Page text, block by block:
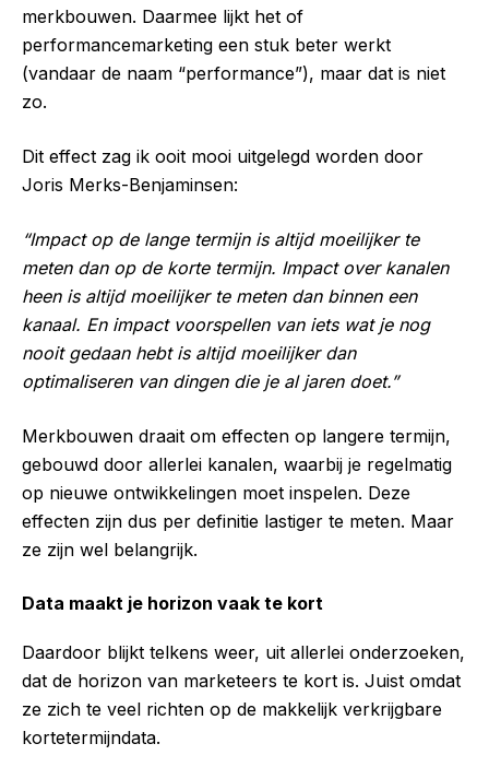
merkbouwen. Daarmee lijkt het of
performancemarketing een stuk beter werkt
(vandaar de naam “performance”), maar dat is niet
zo.
Dit effect zag ik ooit mooi uitgelegd worden door
Joris Merks-Benjaminsen:
“Impact op de lange termijn is altijd moeilijker te
meten dan op de korte termijn. Impact over kanalen
heen is altijd moeilijker te meten dan binnen een
kanaal. En impact voorspellen van iets wat je nog
nooit gedaan hebt is altijd moeilijker dan
optimaliseren van dingen die je al jaren doet.”
Merkbouwen draait om effecten op langere termijn,
gebouwd door allerlei kanalen, waarbij je regelmatig
op nieuwe ontwikkelingen moet inspelen. Deze
effecten zijn dus per definitie lastiger te meten. Maar
ze zijn wel belangrijk.
Data maakt je horizon vaak te kort
Daardoor blijkt telkens weer, uit allerlei onderzoeken,
dat de horizon van marketeers te kort is. Juist omdat
ze zich te veel richten op de makkelijk verkrijgbare
kortetermijndata.